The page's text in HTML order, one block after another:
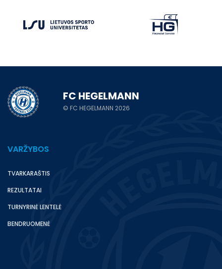
FC HEGELMANN
© FC HEGELMANN 2026
VARŽYBOS
TVARKARAŠTIS
REZULTATAI
TURNYRINĖ LENTELĖ
BENDRUOMENĖ